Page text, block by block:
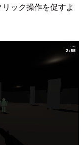
ック操作を促すよ